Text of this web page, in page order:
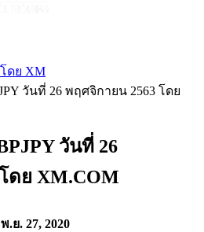
โดย XM
วันที่ 26 พฤศจิกายน 2563 โดย
วันที่ 26
ดย XM.COM
พ.ย. 27, 2020